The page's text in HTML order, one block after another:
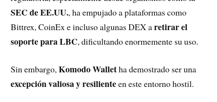
SEC de EE.UU., ha empujado a plataformas como
Bittrex, CoinEx e incluso algunas DEX aretirar el
soporte para LBC, dificultando enormemente su uso.
Sin embargo,Komodo Walletha demostrado ser una
excepción valiosa y resilienteen este entorno hostil.